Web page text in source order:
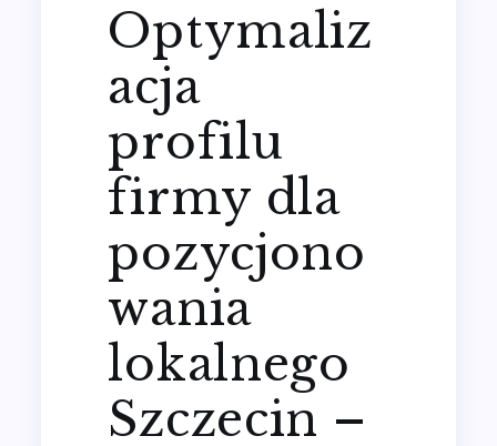
Optymaliz
acja
profilu
firmy dla
pozycjono
wania
lokalnego
Szczecin –